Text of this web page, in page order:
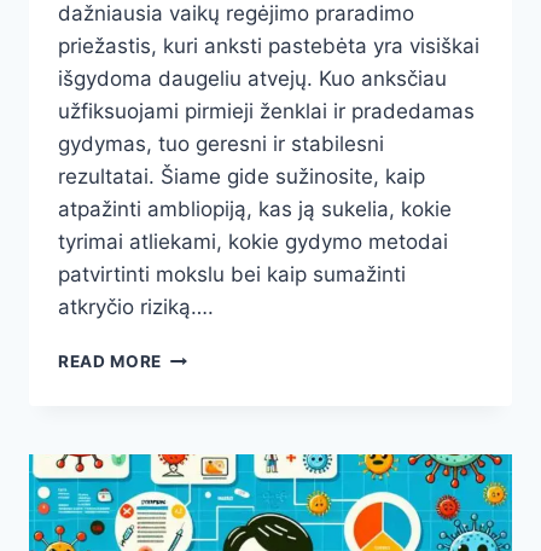
dažniausia vaikų regėjimo praradimo
priežastis, kuri anksti pastebėta yra visiškai
išgydoma daugeliu atvejų. Kuo anksčiau
užfiksuojami pirmieji ženklai ir pradedamas
gydymas, tuo geresni ir stabilesni
rezultatai. Šiame gide sužinosite, kaip
atpažinti ambliopiją, kas ją sukelia, kokie
tyrimai atliekami, kokie gydymo metodai
patvirtinti mokslu bei kaip sumažinti
atkryčio riziką….
READ MORE AKIS
ATPAŽINTI
ANKSTI
IR
KOKĮ